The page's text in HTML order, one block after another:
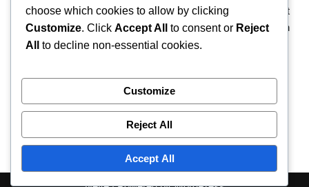
Vi kan uppdatera denna policy från tid till annan. Vi kommer att
informera dig om eventuella ändringar genom att publicera den
nya policyn på vår webbplats.
Kontaktinformation
Om du har frågor om denna policy, vänligen kontakta oss på
privacy@chris-hart.net.
choose which cookies to allow by clicking
Customize. Click Accept All to consent or Reject
All
to decline non-essential cookies.
Customize
Reject All
Accept All